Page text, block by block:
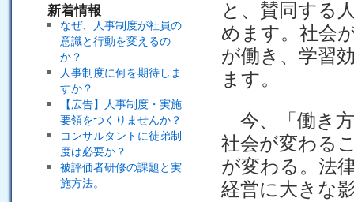
新着情報
なぜ、人事制度が社員の
意識と行動を変えるの
か？
人事制度に何を期待しま
すか？
【広告】人事制度・実施
要領をつくりませんか？
コンサルタントに徒弟制
度は必要か？
被評価者研修の課題と実
施方法。
と、賛同する
めます。社会
が働き、学習
ます。
今、「働き
社会が変わる
が変わる。法
経営に大きな